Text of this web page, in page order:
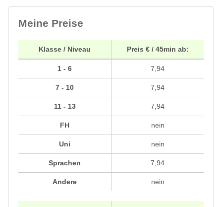
Meine Preise
Klasse / Niveau
1 - 6
7 - 10
11 - 13
FH
Uni
Sprachen
Andere
Preis € / 45min ab:
7,94
7,94
7,94
nein
nein
7,94
nein